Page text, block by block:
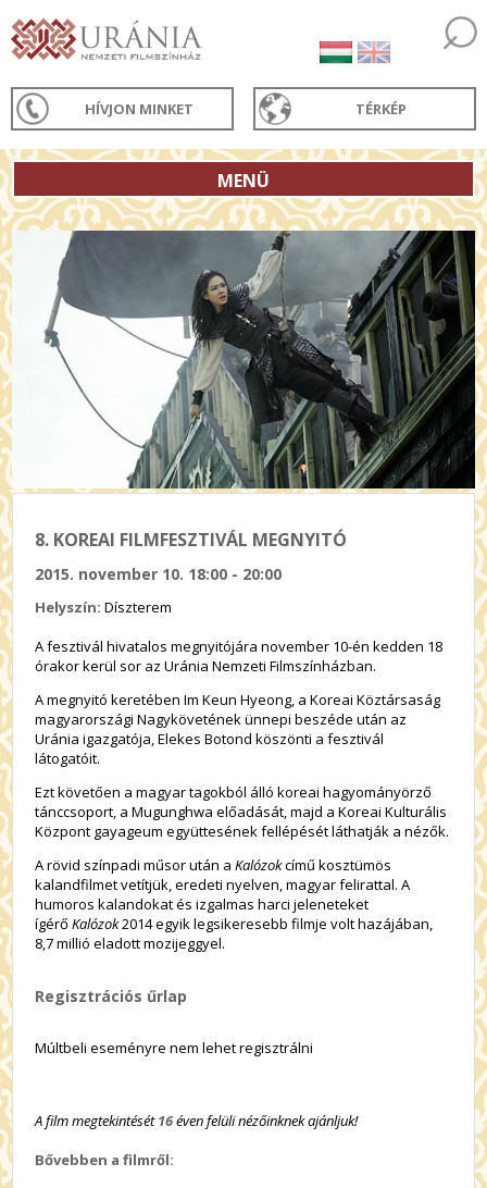
HÍVJON MINKET TÉRKÉP
MENÜ
8. KOREAI FILMFESZTIVÁL MEGNYITÓ
2015. november 10. 18:00 - 20:00
Helyszín:Díszterem
A fesztivál hivatalos megnyitójára november 10-én kedden 18
órakor kerül sor az Uránia Nemzeti Filmszínházban.
A megnyitó keretében Im Keun Hyeong, a Koreai Köztársaság
magyarországi Nagykövetének ünnepi beszéde után az
Uránia igazgatója, Elekes Botond köszönti a fesztivál
látogatóit.
Ezt követően a magyar tagokból álló koreai hagyományörző
tánccsoport, a Mugunghwa előadását, majd a Koreai Kulturális
Központ gayageum együttesének fellépését láthatják a nézők.
A rövid színpadi műsor után aKalózokcímű kosztümös
kalandfilmet vetítjük, eredeti nyelven, magyar felirattal. A
humoros kalandokat és izgalmas harci jeleneteket
ígérőKalózok2014 egyik legsikeresebb filmje volt hazájában,
8,7 millió eladott mozijeggyel.
Regisztrációs űrlap
Múltbeli eseményre nem lehet regisztrálni
A film megtekintését16éven felüli nézőinknek ajánljuk!
Bővebben a filmről: